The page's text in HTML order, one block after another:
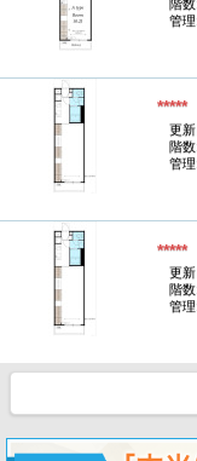
階
管
*****
更新
階
管
*****
更新
階
管